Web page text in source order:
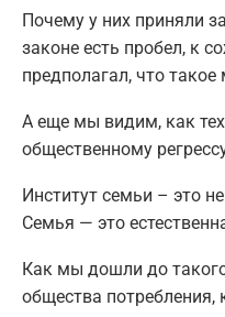
Почему у них приняли
законе есть пробел, к
предполагал, что такое
А еще мы видим, как
общественному
Институт семьи – это
Семья — это
Как мы дошли до
общества потребления,